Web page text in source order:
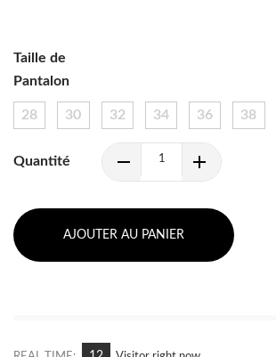
Taille de
Pantalon
28 30 32 34 36 38
Quantité
AJOUTER AU PANIER